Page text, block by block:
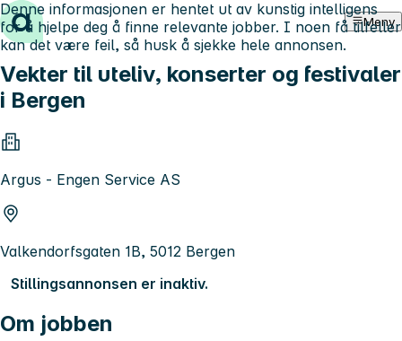
Hopp til innhold Meny
Vekter til uteliv, konserter og festivaler
i Bergen
Argus - Engen Service AS
Valkendorfsgaten 1B, 5012 Bergen
Stillingsannonsen er inaktiv.
Om jobben
Denne informasjonen er hentet ut av kunstig intelligens
for å hjelpe deg å finne relevante jobber. I noen få tilfeller
kan det være feil, så husk å sjekke hele annonsen.